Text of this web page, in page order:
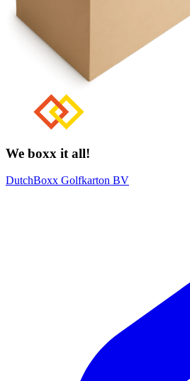
We boxx it all!
DutchBoxx Golfkarton BV